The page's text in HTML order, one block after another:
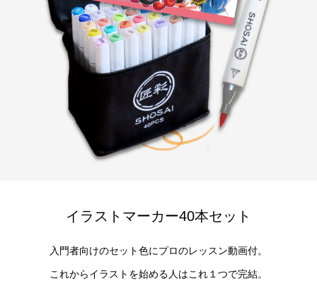
イラストマーカー40本セット
入門者向けのセット色にプロのレッスン動画付。
これからイラストを始める人はこれ１つで完結。